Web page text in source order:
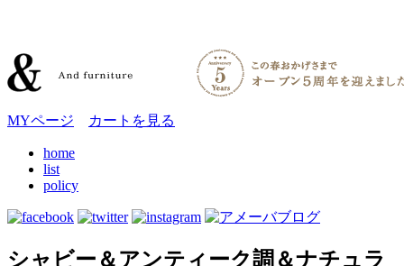
MYページ カートを見る
home
list
policy
シャビー＆アンティーク調＆ナチュラ